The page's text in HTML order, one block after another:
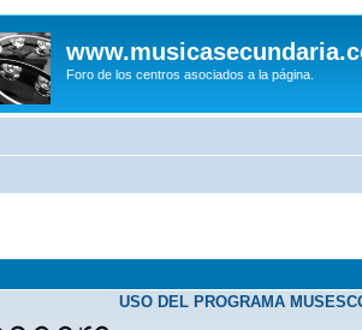
Foro de los centros asociados a la página.
USO DEL PROGRAMA